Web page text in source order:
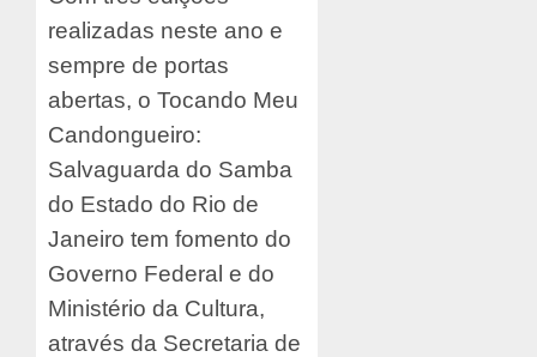
realizadas neste ano e
sempre de portas
abertas, o Tocando Meu
Candongueiro:
Salvaguarda do Samba
do Estado do Rio de
Janeiro tem fomento do
Governo Federal e do
Ministério da Cultura,
através da Secretaria de